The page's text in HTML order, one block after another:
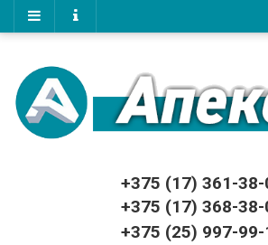
+375 (17) 361-38-
+375 (17) 368-38-
+375 (25) 997-99-